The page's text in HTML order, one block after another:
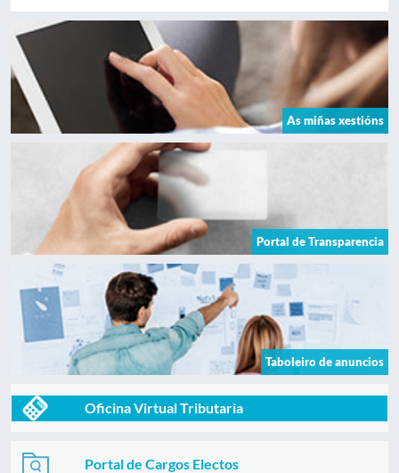
As miñas xestións
Portal de Transparencia
Taboleiro de anuncios
Oficina Virtual Tributaria
Portal de Cargos Electos